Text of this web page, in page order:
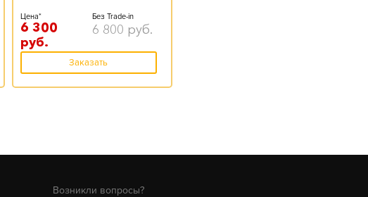
Цена*
6 300
руб.
Без Trade-in
6 800 руб.
Заказать
Возникли вопросы?